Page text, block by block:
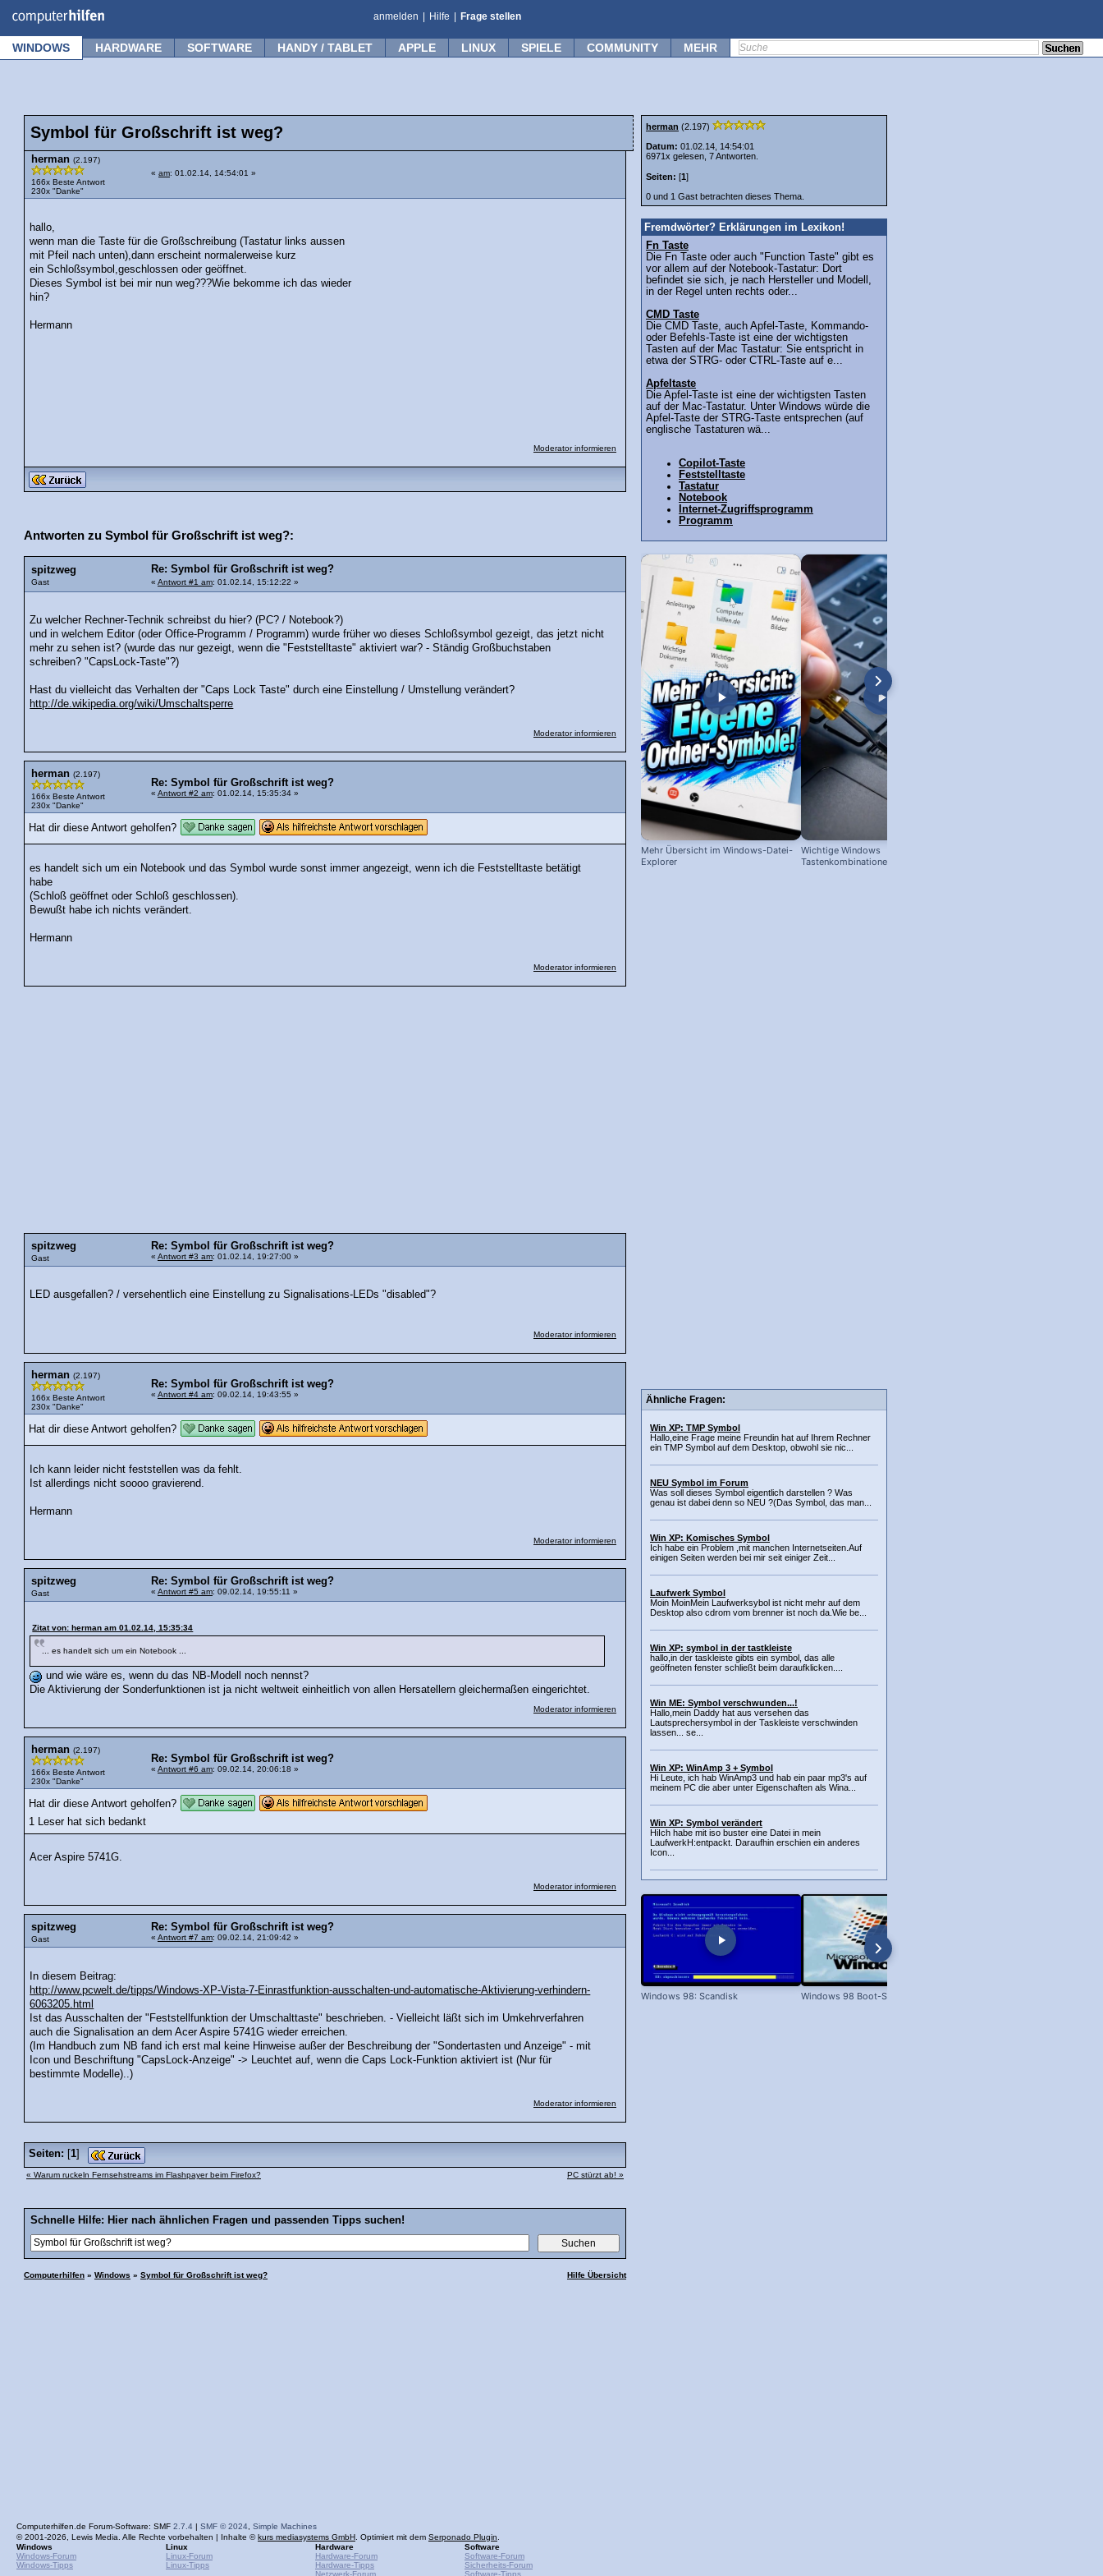
anmelden Hilfe Frage stellen
WINDOWS HARDWARE SOFTWARE HANDY / TABLET APPLE LINUX SPIELE COMMUNITY MEHR
Symbol für Großschrift ist weg?
herman (2.197)
166x Beste Antwort
230x "Danke"
« am: 01.02.14, 14:54:01 »
hallo,
wenn man die Taste für die Großschreibung (Tastatur links aussen
mit Pfeil nach unten),dann erscheint normalerweise kurz
ein Schloßsymbol,geschlossen oder geöffnet.
Dieses Symbol ist bei mir nun weg???Wie bekomme ich das wieder
hin?
Hermann
Moderator informieren
Antworten zu Symbol für Großschrift ist weg?:
spitzweg
Gast
Re: Symbol für Großschrift ist weg?
« Antwort #1 am: 01.02.14, 15:12:22 »
Zu welcher Rechner-Technik schreibst du hier? (PC? / Notebook?)
und in welchem Editor (oder Office-Programm / Programm) wurde früher wo dieses Schloßsymbol gezeigt, das jetzt nicht
mehr zu sehen ist? (wurde das nur gezeigt, wenn die "Feststelltaste" aktiviert war? - Ständig Großbuchstaben
schreiben? "CapsLock-Taste"?)
Hast du vielleicht das Verhalten der "Caps Lock Taste" durch eine Einstellung / Umstellung verändert?
http://de.wikipedia.org/wiki/Umschaltsperre
Moderator informieren
herman (2.197)
166x Beste Antwort
230x "Danke"
Re: Symbol für Großschrift ist weg?
« Antwort #2 am: 01.02.14, 15:35:34 »
Hat dir diese Antwort geholfen?
es handelt sich um ein Notebook und das Symbol wurde sonst immer angezeigt, wenn ich die Feststelltaste betätigt
habe
(Schloß geöffnet oder Schloß geschlossen).
Bewußt habe ich nichts verändert.
Hermann
Moderator informieren
spitzweg
Gast
Re: Symbol für Großschrift ist weg?
« Antwort #3 am: 01.02.14, 19:27:00 »
LED ausgefallen? / versehentlich eine Einstellung zu Signalisations-LEDs "disabled"?
Moderator informieren
herman (2.197)
166x Beste Antwort
230x "Danke"
Re: Symbol für Großschrift ist weg?
« Antwort #4 am: 09.02.14, 19:43:55 »
Hat dir diese Antwort geholfen?
Ich kann leider nicht feststellen was da fehlt.
Ist allerdings nicht soooo gravierend.
Hermann
Moderator informieren
spitzweg
Gast
Re: Symbol für Großschrift ist weg?
« Antwort #5 am: 09.02.14, 19:55:11 »
Zitat von: herman am 01.02.14, 15:35:34
... es handelt sich um ein Notebook ...
und wie wäre es, wenn du das NB-Modell noch nennst?
Die Aktivierung der Sonderfunktionen ist ja nicht weltweit einheitlich von allen Hersatellern gleichermaßen eingerichtet.
Moderator informieren
herman (2.197)
166x Beste Antwort
230x "Danke"
Re: Symbol für Großschrift ist weg?
« Antwort #6 am: 09.02.14, 20:06:18 »
Hat dir diese Antwort geholfen?
1 Leser hat sich bedankt
Acer Aspire 5741G.
Moderator informieren
spitzweg
Gast
Re: Symbol für Großschrift ist weg?
« Antwort #7 am: 09.02.14, 21:09:42 »
In diesem Beitrag:
http://www.pcwelt.de/tipps/Windows-XP-Vista-7-Einrastfunktion-ausschalten-und-automatische-Aktivierung-verhindern-
6063205.html
Ist das Ausschalten der "Feststellfunktion der Umschalttaste" beschrieben. - Vielleicht läßt sich im Umkehrverfahren
auch die Signalisation an dem Acer Aspire 5741G wieder erreichen.
(Im Handbuch zum NB fand ich erst mal keine Hinweise außer der Beschreibung der "Sondertasten und Anzeige" - mit
Icon und Beschriftung "CapsLock-Anzeige" -> Leuchtet auf, wenn die Caps Lock-Funktion aktiviert ist (Nur für
bestimmte Modelle)..)
Moderator informieren
Seiten: [1]
« Warum ruckeln Fernsehstreams im Flashpayer beim Firefox? PC stürzt ab! »
Schnelle Hilfe: Hier nach ähnlichen Fragen und passenden Tipps suchen!
Computerhilfen » Windows » Symbol für Großschrift ist weg? Hilfe Übersicht
herman (2.197)
Datum: 01.02.14, 14:54:01
6971x gelesen, 7 Antworten.
Seiten: [1]
0 und 1 Gast betrachten dieses Thema.
Fremdwörter? Erklärungen im Lexikon!
Fn Taste
Die Fn Taste oder auch "Function Taste" gibt es
vor allem auf der Notebook-Tastatur: Dort
befindet sie sich, je nach Hersteller und Modell,
in der Regel unten rechts oder...
CMD Taste
Die CMD Taste, auch Apfel-Taste, Kommando-
oder Befehls-Taste ist eine der wichtigsten
Tasten auf der Mac Tastatur: Sie entspricht in
etwa der STRG- oder CTRL-Taste auf e...
Apfeltaste
Die Apfel-Taste ist eine der wichtigsten Tasten
auf der Mac-Tastatur. Unter Windows würde die
Apfel-Taste der STRG-Taste entsprechen (auf
englische Tastaturen wä...
Copilot-Taste
Feststelltaste
Tastatur
Notebook
Internet-Zugriffsprogramm
Programm
Mehr Übersicht im Windows-Datei-
Explorer
Wichtige Windows
Tastenkombinationen zum
Ähnliche Fragen:
Win XP: TMP Symbol
Hallo,eine Frage meine Freundin hat auf Ihrem Rechner
ein TMP Symbol auf dem Desktop, obwohl sie nic...
NEU Symbol im Forum
Was soll dieses Symbol eigentlich darstellen ? Was
genau ist dabei denn so NEU ?(Das Symbol, das man...
Win XP: Komisches Symbol
Ich habe ein Problem ,mit manchen Internetseiten.Auf
einigen Seiten werden bei mir seit einiger Zeit...
Laufwerk Symbol
Moin MoinMein Laufwerksybol ist nicht mehr auf dem
Desktop also cdrom vom brenner ist noch da.Wie be...
Win XP: symbol in der tastkleiste
hallo,in der taskleiste gibts ein symbol, das alle
geöffneten fenster schließt beim daraufklicken....
Win ME: Symbol verschwunden...!
Hallo,mein Daddy hat aus versehen das
Lautsprechersymbol in der Taskleiste verschwinden
lassen... se...
Win XP: WinAmp 3 + Symbol
Hi Leute, ich hab WinAmp3 und hab ein paar mp3's auf
meinem PC die aber unter Eigenschaften als Wina...
Win XP: Symbol verändert
HiIch habe mit iso buster eine Datei in mein
LaufwerkH:entpackt. Daraufhin erschien ein anderes
Icon...
Windows 98: Scandisk Windows 98 Boot-Screen
Computerhilfen.de Forum-Software: SMF 2.7.4 | SMF © 2024 Simple Machines
© 2001-2026, Lewis Media. Alle Rechte vorbehalten | Inhalte ©kurs mediasystems GmbH . Optimiert mit dem Serponado Plugin
Windows
Windows-Forum
Windows-Tipps
Linux
Linux-Forum
Linux-Tipps
Hardware
Hardware-Forum
Hardware-Tipps
Netzwerk-Forum
Software
Software-Forum
Sicherheits-Forum
Software-Tipps